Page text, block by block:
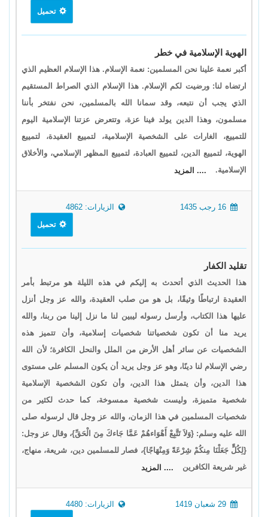
تحميل
الهوية الإسلامية في خطر
أكبر نعمة علينا نحن المسلمين: نعمة الإسلام. هذا الإسلام العظيم الذي
ارتضاه لنا: ورضيت لكم الإسلام. هذا الإسلام الذي الصراط المستقيم
الذي يجب أن نتبعه، وقد سمانا الله بالمسلمين، نحن نفتخر بأننا
مسلمون، وهذا الدين يولد فينا عزة، وتتعرض عزتنا الإسلامية اليوم
للتمييع، الغارات على الشخصية الإسلامية، لتمييع العقيدة، لتمييع
الهوية، لتمييع الدين، لتمييع العبادة، لتمييع المظهر الإسلامي، والأخلاق
الإسلامية.
.... المزيد
الزيارات: 4862
تحميل
تقليد الكفار
هذا الحديث الذي أتحدث به إليكم في هذه الليلة هو مرتبط بأمر
العقيدة ارتباطًا وثيقًا، بل هو من صلب العقيدة، والله عز وجل أنزل
عليها هذا الكتاب، وأرسل رسوله ليبين لنا ما نزل إلينا من ربنا، والله
يريد منا أن تكون شخصياتنا شخصيات إسلامية، وأن تتميز هذه
الشخصيات عن سائر أهل الأرض من الملل والنحل الكافرة؛ لأن الله
رضي الإسلام لنا دينًا، وهو عز وجل يريد أن يكون المسلم على مستوى
هذا الدين، وأن يتمثل هذا الدين، وأن تكون الشخصية الإسلامية
شخصية متميزة، وليست شخصية ممسوخة، كما حدث لكثير من
شخصيات المسلمين في هذا الزمان، والله عز وجل قال لرسوله صلى
الله عليه وسلم: {وَلاَ تَتَّبِعْ أَهْوَاءهُمْ عَمَّا جَاءكَ مِنَ الْحَقِّ}، وقال عز وجل:
{لِكُلٍّ جَعَلْنَا مِنكُمْ شِرْعَةً وَمِنْهَاجًا}، فصار للمسلمين دين، شريعة، منهاج،
غير شريعة الكافرين
.... المزيد
الزيارات: 4480